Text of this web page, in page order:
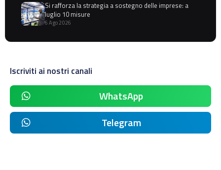
Si rafforza la strategia a sostegno delle imprese: a
luglio 10 misure
6 Ago 2026
Iscriviti ai nostri canali
WhatsApp
Telegram